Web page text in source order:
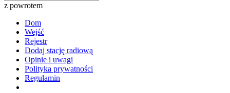
z powrotem
Dom
Wejść
Rejestr
Dodaj stację radiową
Opinie i uwagi
Polityka prywatności
Regulamin